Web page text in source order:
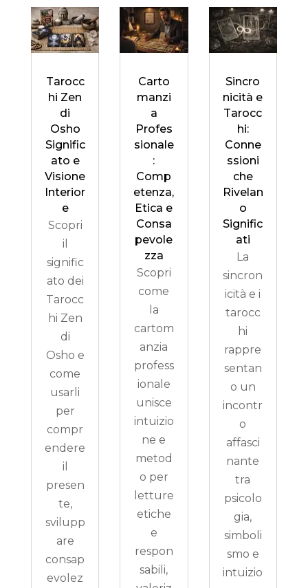
Tarocc
hi Zen
di
Osho
Signific
ato e
Visione
Interior
e
Scopri
il
signific
ato dei
Tarocc
hi Zen
di
Osho e
come
usarli
per
compr
endere
il
presen
te,
svilupp
are
consap
evolez
Carto
manzi
a
Profes
sionale
:
Comp
etenza,
Etica e
Consa
pevole
zza
Scopri
come
la
cartom
anzia
profess
ionale
unisce
intuizio
ne e
metod
o per
letture
etiche
e
respon
sabili,
Sincro
nicità e
Tarocc
hi:
Conne
ssioni
che
Rivelan
o
Signific
ati
La
sincron
icità e i
tarocc
hi
rappre
sentan
o un
incontr
o
affasci
nante
tra
psicolo
gia,
simboli
smo e
intuizio